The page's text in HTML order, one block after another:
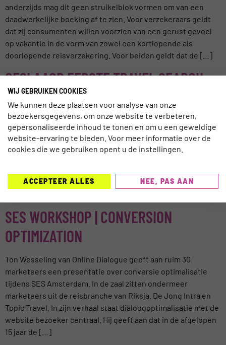
anderzijds mag dit geen struikelblok vormen om van een
daadwerkelijke boeking af te zien. Voor verzekeraars geldt
dat zij consumenten willen voorzien van een gerust gevoel
op vakantie in de vorm van zowel een kortlopende als
doorlopende reisverzekering. Voor beiden geldt dat de […]
GESLAAGD EERSTE TRAVEL SEARCH
EVENT
Travel Search Event benadrukt belang In het ADO Den Haag
stadion vond vandaag het eerste Travel Search Event plaats.
Een goede opkomst, het belang van vindbaarheid voor
conversie lijkt steeds meer in de reisbranche door te
steeds groter belang. Aannames en inspiratie Jorij Abraham
SES WORKSHOP | CONVERSION
OPTIMIZATION
Ton Wesseling van Online Dialogue geeft aan ruim 30
marketeers een presentatie over conversie optimalisatie
tijdens SES Amsterdam. In de zaal zitten ondermeer
marketeers uit de reisbranche van Riksja. De Jong Intra en
Topic Travel. In zijn verhaal staat dialoogoptimalisatie met de
website bezoeker centraal. Hij geeft aan dat in de afgelopen
15 jaar de […]
WIJ GEBRUIKEN COOKIES
We kunnen deze plaatsen voor analyse van onze
bezoekersgegevens, om onze website te verbeteren,
gepersonaliseerde inhoud te tonen en om u een geweldige
website-ervaring te bieden. Voor meer informatie over de
cookies die we gebruiken opent u de instellingen.
ACCEPTEER ALLES NEE, PAS AAN